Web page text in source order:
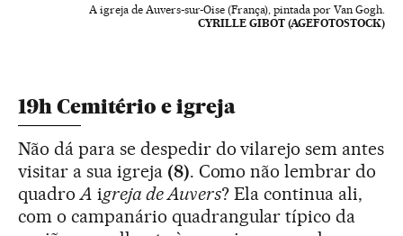
A igreja de Auvers-sur-Oise (França), pintada por Van Gogh.
CYRILLE GIBOT (AGEFOTOSTOCK)
19h Cemitério e igreja
Não dá para se despedir do vilarejo sem antes
visitar a sua igreja (8). Como não lembrar do
quadroA igreja de Auvers? Ela continua ali,
com o campanário quadrangular típico da